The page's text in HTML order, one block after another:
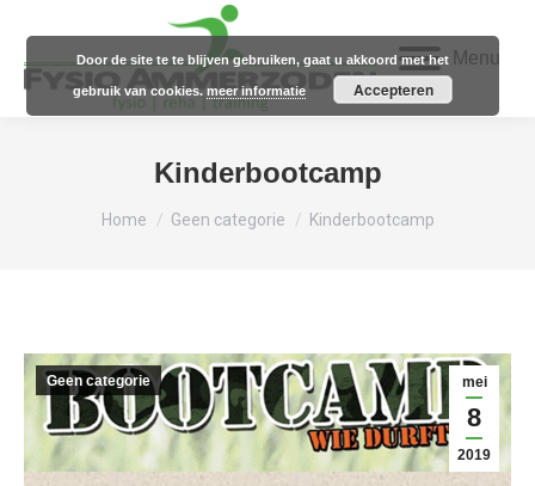
Menu
Kinderbootcamp
Je bent hier:
Home Geen categorie Kinderbootcamp
mei
8
2019
Geen categorie
Door de site te te blijven gebruiken, gaat u akkoord met het
gebruik van cookies.meer informatie Accepteren